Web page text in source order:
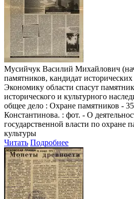
Мусийчук Василий Михайлович
памятников, кандидат исторических
Экономику области спасут
исторического и культурного
общее дело : Охране памятников -
Константинова. : фот. - О
государственной власти по охране
культуры
Читать Подробнее